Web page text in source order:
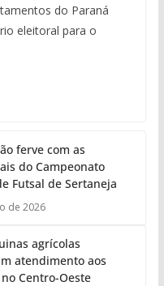
do Paraná
eleitoral para o
ferve com as
do Campeonato
Futsal de Sertaneja
de 2026
agrícolas
atendimento aos
Centro-Oeste